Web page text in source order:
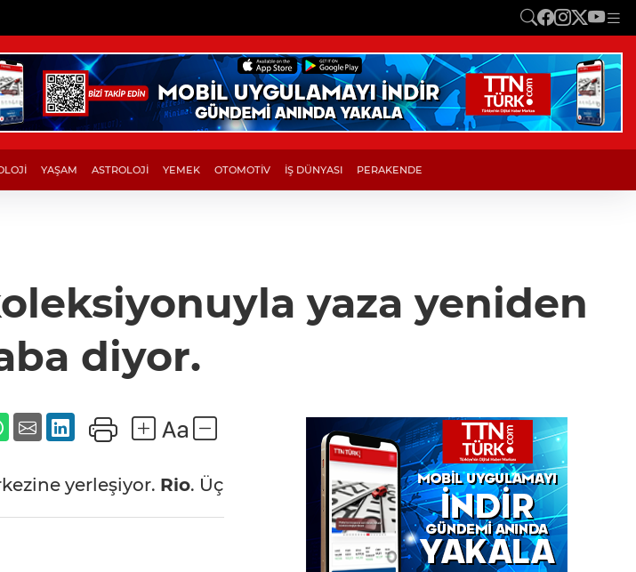
YAŞAM ASTROLOJİ YEMEK OTOMOTİV İŞ DÜNYASI PERAKENDE
yaza yeniden
diyor.
yerleşiyor. Rio. Üç